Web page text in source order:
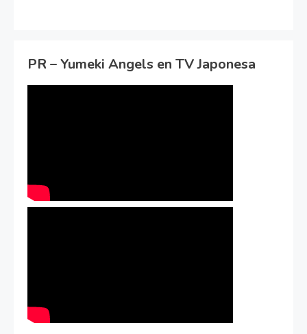
PR – Yumeki Angels en TV Japonesa